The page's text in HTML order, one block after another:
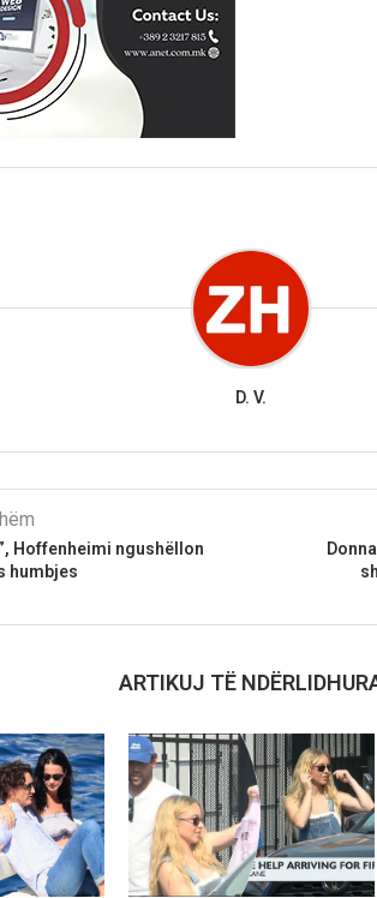
D. V.
Hoffenheimi ngushëllon
humbjes
ARTIKUJ TË